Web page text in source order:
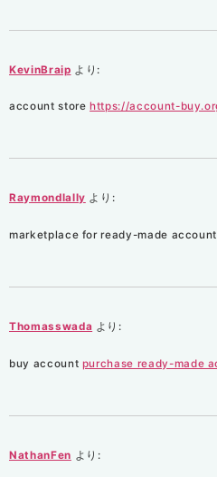
KevinBraip より:
account store https://account-
Raymondlally より:
marketplace for ready-made
Thomasswada より:
buy account purchase ready-made
NathanFen より: